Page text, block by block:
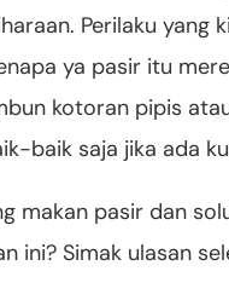
Perilaku yang
ya pasir itu
kotoran pipis
baik saja jika ada
makan pasir dan
ini? Simak ulasan